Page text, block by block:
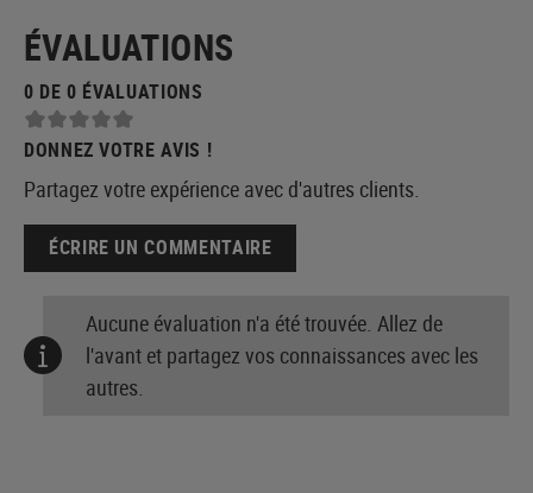
ÉVALUATIONS
0 DE 0 ÉVALUATIONS
DONNEZ VOTRE AVIS !
Partagez votre expérience avec d'autres clients.
ÉCRIRE UN COMMENTAIRE
Aucune évaluation n'a été trouvée. Allez de
l'avant et partagez vos connaissances avec les
autres.